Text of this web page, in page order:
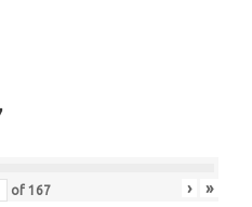
of 167 › »